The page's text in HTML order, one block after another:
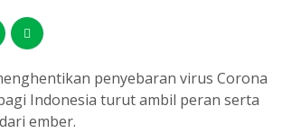
penyebaran virus Corona
Indonesia turut ambil peran serta
ember.